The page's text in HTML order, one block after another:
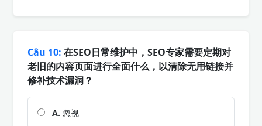
Câu 10: 在SEO日常维护中，SEO专家需要定期对
老旧的内容页面进行全面什么，以清除无用链接并
修补技术漏洞？
A. 忽视